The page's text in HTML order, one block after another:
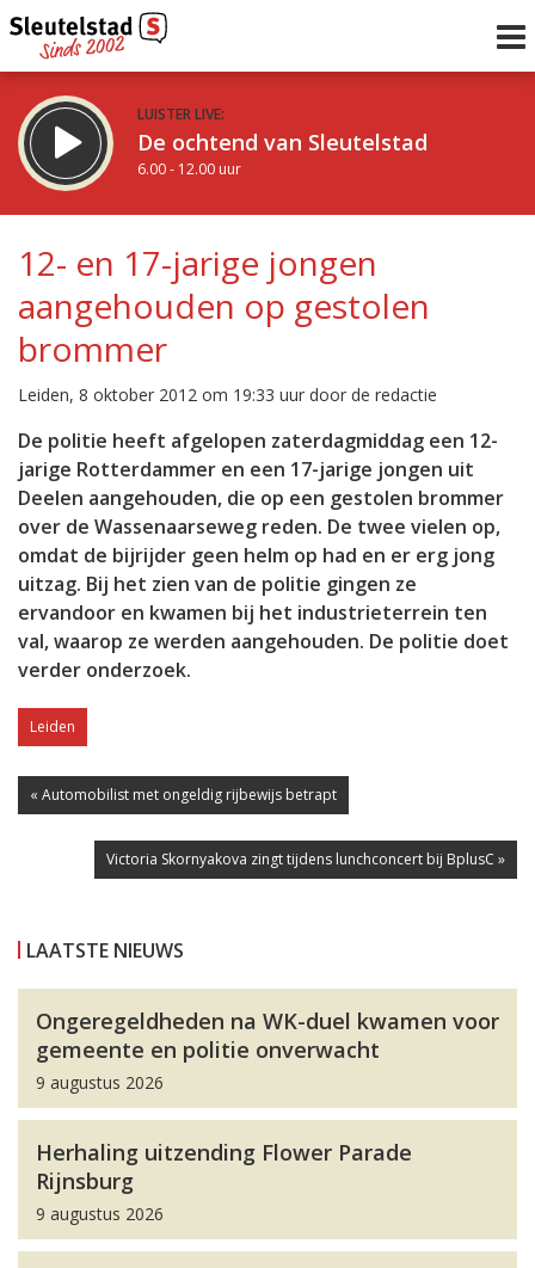
LUISTER LIVE:
De ochtend van Sleutelstad
6.00 - 12.00 uur
De middag van Sleutelstad
12.00 - 19.00 uur
Vorig uur
uur 1 van 0 Volgend uur
Inklappen
12- en 17-jarige jongen
aangehouden op gestolen
brommer
Leiden, 8 oktober 2012 om 19:33 uur door de redactie
De politie heeft afgelopen zaterdagmiddag een 12-
jarige Rotterdammer en een 17-jarige jongen uit
Deelen aangehouden, die op een gestolen brommer
over de Wassenaarseweg reden. De twee vielen op,
omdat de bijrijder geen helm op had en er erg jong
uitzag. Bij het zien van de politie gingen ze
ervandoor en kwamen bij het industrieterrein ten
val, waarop ze werden aangehouden. De politie doet
verder onderzoek.
Leiden
« Automobilist met ongeldig rijbewijs betrapt
Victoria Skornyakova zingt tijdens lunchconcert bij BplusC »
LAATSTE NIEUWS
Ongeregeldheden na WK-duel kwamen voor
gemeente en politie onverwacht
9 augustus 2026
Herhaling uitzending Flower Parade
Rijnsburg
9 augustus 2026